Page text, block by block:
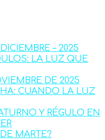
– 2025
LA LUZ QUE
DE 2025
CUANDO LA LUZ
Y RÉGULO EN
MARTE?